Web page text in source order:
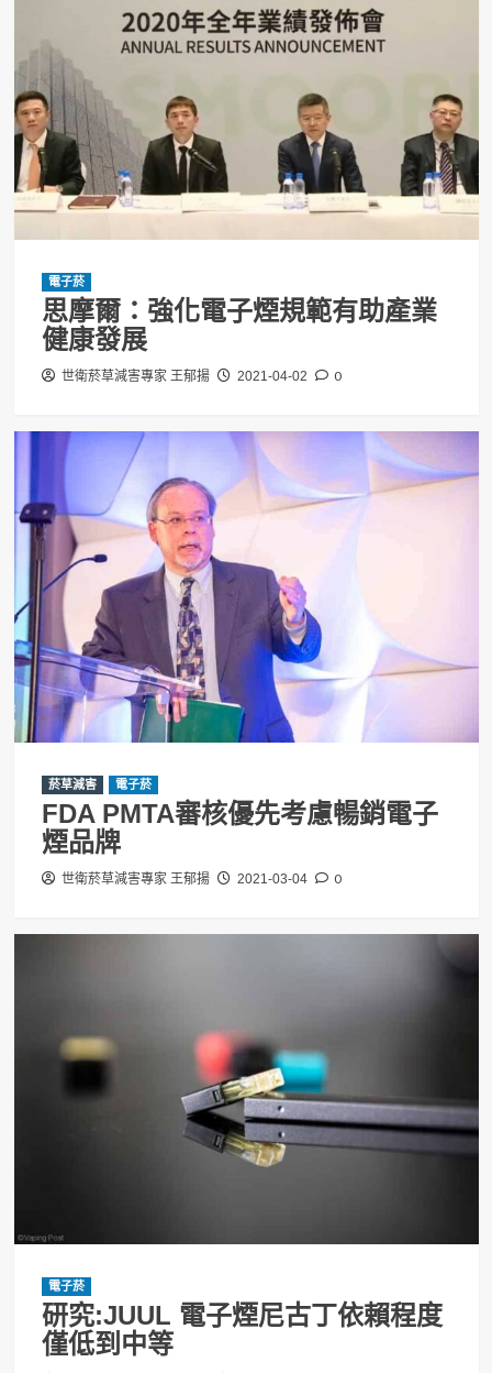
電子菸
思摩爾：強化電子煙規範有助產業
健康發展
世衛菸草減害專家 王郁揚 2021-04-02 0
菸草減害 電子菸
FDA PMTA審核優先考慮暢銷電子
煙品牌
世衛菸草減害專家 王郁揚 2021-03-04 0
電子菸
研究:JUUL 電子煙尼古丁依賴程度
僅低到中等